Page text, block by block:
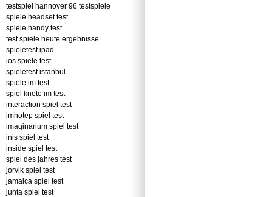
testspiel hannover 96 testspiele
spiele headset test
spiele handy test
test spiele heute ergebnisse
spieletest ipad
ios spiele test
spieletest istanbul
spiele im test
spiel knete im test
interaction spiel test
imhotep spiel test
imaginarium spiel test
inis spiel test
inside spiel test
spiel des jahres test
jorvik spiel test
jamaica spiel test
junta spiel test